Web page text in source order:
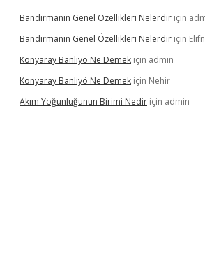
Bandırmanın Genel Özellikleri Nelerdir için
Bandırmanın Genel Özellikleri Nelerdir için
Konyaray Banliyö Ne Demek için admin
Konyaray Banliyö Ne Demek için Nehir
Akım Yoğunluğunun Birimi Nedir için admin